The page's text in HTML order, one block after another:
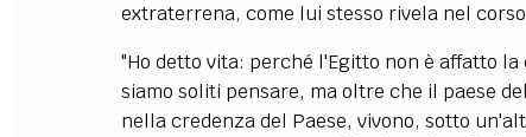
extraterrena, come lui stesso rivela nel
"Ho detto vita: perché l'Egitto non è affatto
siamo soliti pensare, ma oltre che il paese
nella credenza del Paese, vivono, sotto